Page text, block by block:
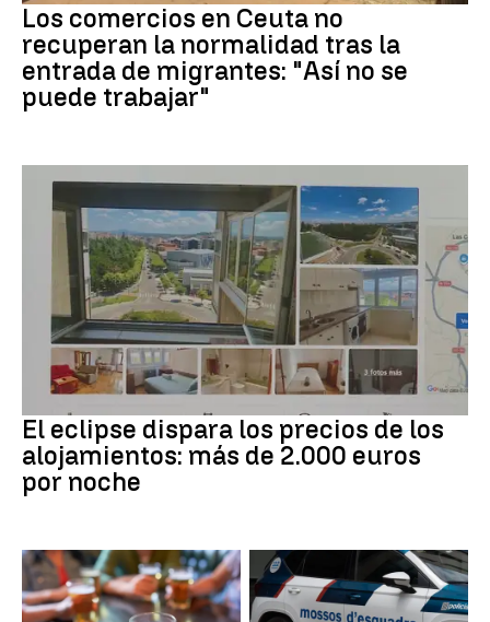
Los comercios en Ceuta no
recuperan la normalidad tras la
entrada de migrantes: "Así no se
puede trabajar"
Eclipse solar
El eclipse dispara los precios de los
alojamientos: más de 2.000 euros
por noche